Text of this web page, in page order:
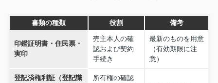
書類の種類 役割 備考
印鑑証明書・住民票・
実印
売主本人の確
認および契約
手続き
最新のものを用意
（有効期限に注
意）
登記済権利証（登記識
所有権の確認